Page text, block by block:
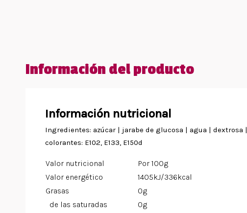
Información del producto
Información nutricional
Ingredientes: azúcar | jarabe de glucosa | agua |
colorantes: E102, E133, E150d
Valor nutricional
Por 100g
Valor energético
1405kJ/336kcal
Grasas
0g
de las saturadas
0g